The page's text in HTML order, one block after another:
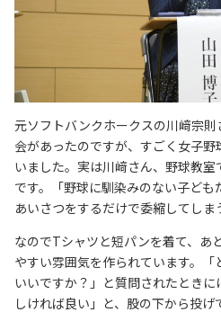
元ソフトバンクホークスの川﨑宗
会があったのですが、すごく女子
いました。実は川﨑さん、野球教
です。「野球に馴染みのない子ど
あいさつをするだけで委縮してしま
なのでTシャツと短パンを着て、あ
やすい雰囲気を作られています。
いいですか？」と質問されたとき
しければ良い」と、股の下から投げ